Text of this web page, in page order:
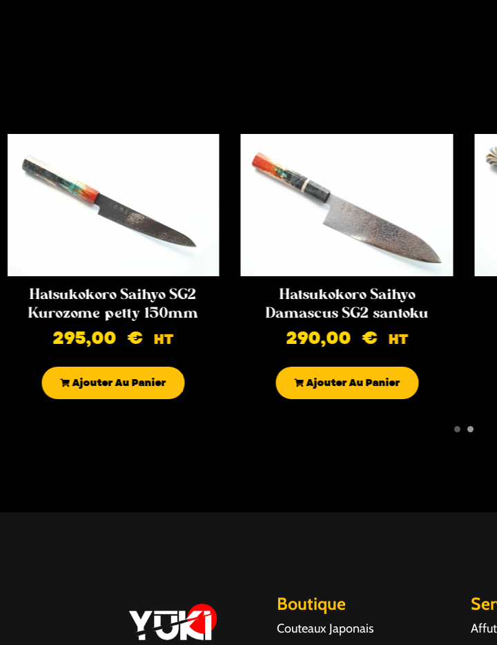
Hatsukokoro Saihyo SG2
Kurozome petty 150mm
295,00€ HT
Ajouter Au Panier
Hatsukokoro Saihyo
Damascus SG2 santoku
290,00€ HT
Ajouter Au Panier
Boutique
Couteaux Japonais